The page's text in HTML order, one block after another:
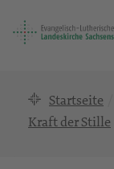
Startseite
Kraft der Stille